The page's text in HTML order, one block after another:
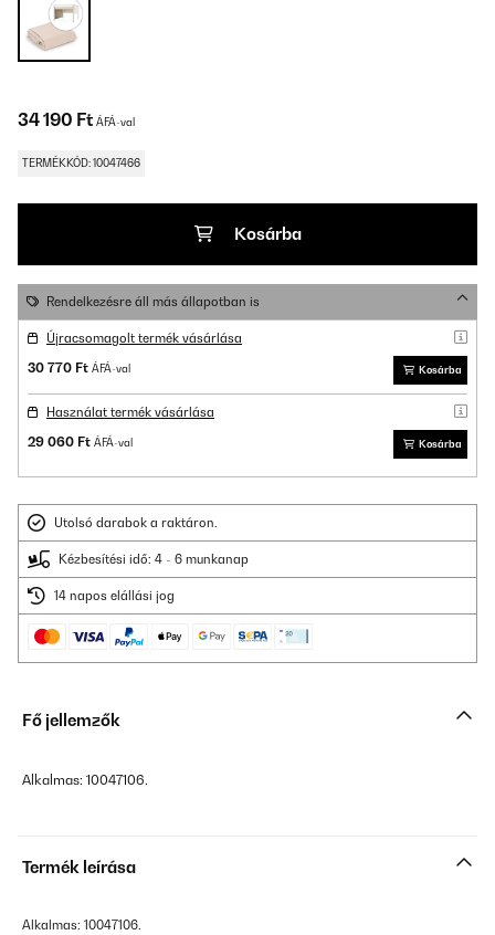
34 190 Ft ÁFÁ-val
TERMÉKKÓD: 10047466
Kosárba
Rendelkezésre áll más állapotban is
Újracsomagolt termék vásárlása
30 770 Ft ÁFÁ-val Kosárba
Használat termék vásárlása
29 060 Ft ÁFÁ-val Kosárba
Utolsó darabok a raktáron.
Kézbesítési idő: 4 - 6 munkanap
14 napos elállási jog
Fő jellemzők
Alkalmas: 10047106.
Termék leírása
Alkalmas: 10047106.